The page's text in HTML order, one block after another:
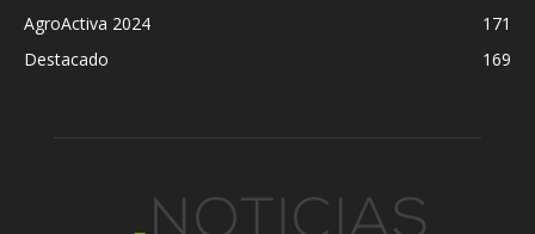
AgroActiva 2024
171
Destacado
169